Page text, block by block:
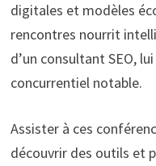
digitales et modèles
rencontres nourrit
d’un consultant SEO,
concurrentiel notable.
Assister à ces
découvrir des outils et